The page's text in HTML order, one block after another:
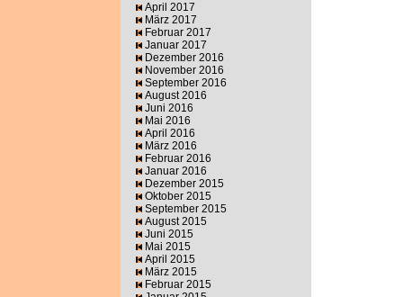
April 2017
März 2017
Februar 2017
Januar 2017
Dezember 2016
November 2016
September 2016
August 2016
Juni 2016
Mai 2016
April 2016
März 2016
Februar 2016
Januar 2016
Dezember 2015
Oktober 2015
September 2015
August 2015
Juni 2015
Mai 2015
April 2015
März 2015
Februar 2015